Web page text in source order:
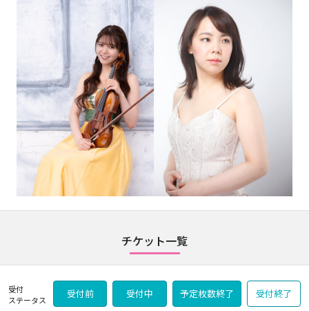
チケット一覧
受付
ステータス
受付前 受付中 予定枚数終了 受付終了